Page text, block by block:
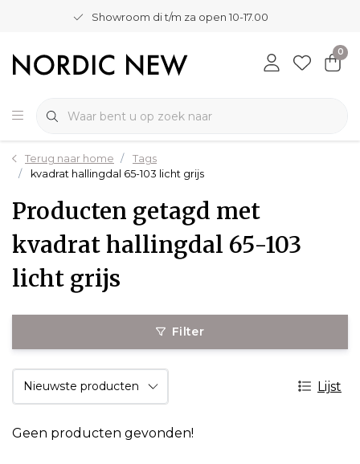
Showroom di t/m za open 10-17.00
0
Terug naar home
Tags
kvadrat hallingdal 65-103 licht grijs
Producten getagd met
kvadrat hallingdal 65-103
licht grijs
Filter
Lijst
Geen producten gevonden!